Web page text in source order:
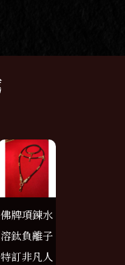
佛牌項鍊水
溶鈦負離子
特訂非凡人